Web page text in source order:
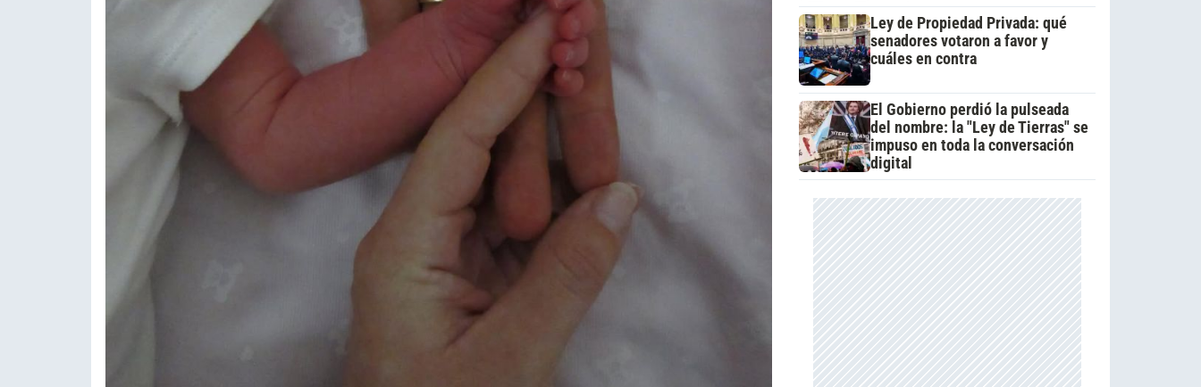
Ley de Propiedad Privada: qué
senadores votaron a favor y
cuáles en contra
El Gobierno perdió la pulseada
del nombre: la "Ley de Tierras" se
impuso en toda la conversación
digital